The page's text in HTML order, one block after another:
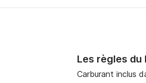
Les règles du
Carburant inclus